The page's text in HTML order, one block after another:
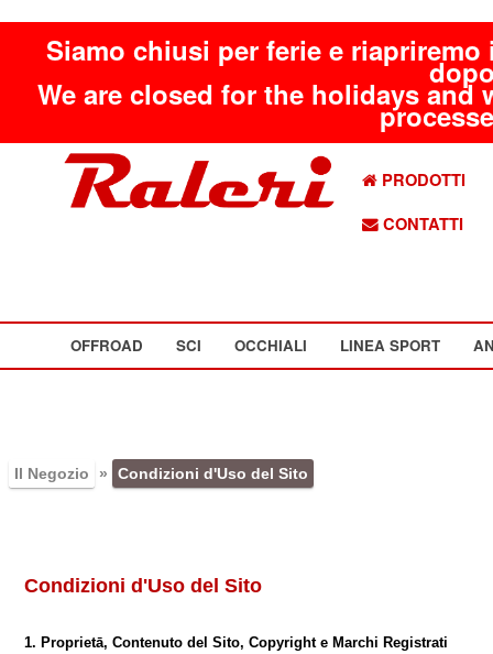
Siamo chiusi per ferie e
We are closed for the holidays
PRODOTTI
CONTATTI
OFFROAD SCI OCCHIALI LINEA SPORT
Il Negozio » Condizioni d'Uso del Sito
Condizioni d'Uso del Sito
1. Proprietā, Contenuto del Sito, Copyright e Marchi Registrati